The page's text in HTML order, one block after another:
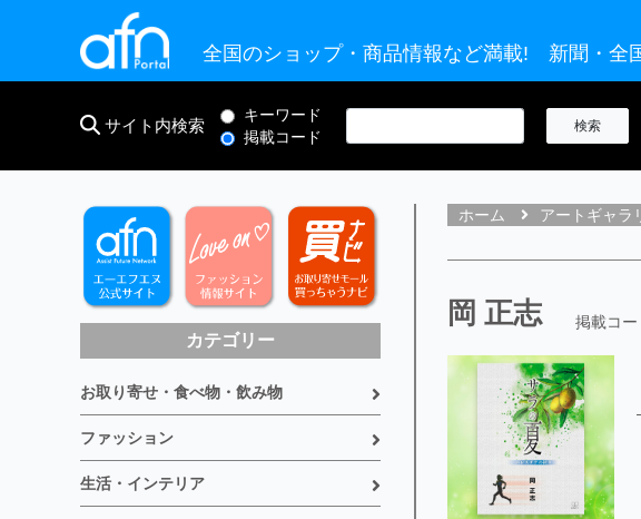
全国のショップ・商品情報など満載! 新聞・全
サイト内検索
キーワード
掲載コード
カテゴリー
お取り寄せ・食べ物・飲み物
ファッション
生活・インテリア
ホーム アートギャラ
岡 正志 掲載コ